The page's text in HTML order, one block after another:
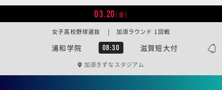
03.20[金]
浦和学院 08:30 滋賀短大付
女子高校野球選抜 | 加須ラウンド 1回戦
加須きずなスタジアム